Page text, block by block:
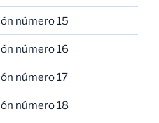
número 15
número 16
número 17
número 18